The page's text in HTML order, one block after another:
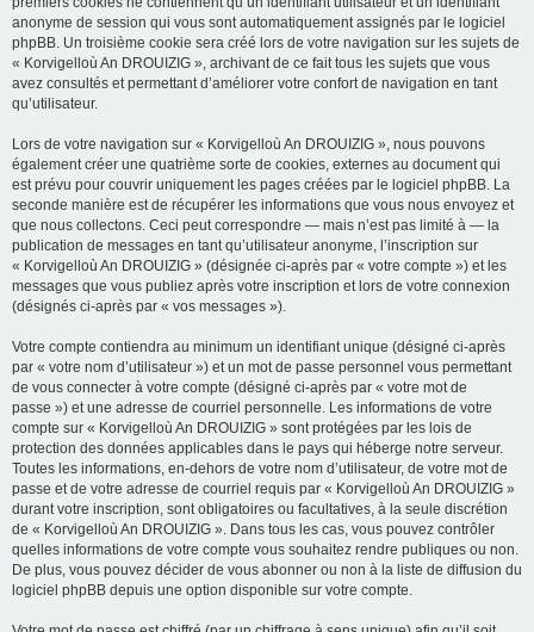
anonyme de session qui vous sont automatiquement assignés par le logiciel
phpBB. Un troisième cookie sera créé lors de votre navigation sur les sujets de
« Korvigelloù An DROUIZIG », archivant de ce fait tous les sujets que vous
avez consultés et permettant d’améliorer votre confort de navigation en tant
qu’utilisateur.
Lors de votre navigation sur « Korvigelloù An DROUIZIG », nous pouvons
également créer une quatrième sorte de cookies, externes au document qui
est prévu pour couvrir uniquement les pages créées par le logiciel phpBB. La
seconde manière est de récupérer les informations que vous nous envoyez et
que nous collectons. Ceci peut correspondre — mais n’est pas limité à — la
publication de messages en tant qu’utilisateur anonyme, l’inscription sur
« Korvigelloù An DROUIZIG » (désignée ci-après par « votre compte ») et les
messages que vous publiez après votre inscription et lors de votre connexion
(désignés ci-après par « vos messages »).
Votre compte contiendra au minimum un identifiant unique (désigné ci-après
par « votre nom d’utilisateur ») et un mot de passe personnel vous permettant
de vous connecter à votre compte (désigné ci-après par « votre mot de
passe ») et une adresse de courriel personnelle. Les informations de votre
compte sur « Korvigelloù An DROUIZIG » sont protégées par les lois de
protection des données applicables dans le pays qui héberge notre serveur.
Toutes les informations, en-dehors de votre nom d’utilisateur, de votre mot de
passe et de votre adresse de courriel requis par « Korvigelloù An DROUIZIG »
durant votre inscription, sont obligatoires ou facultatives, à la seule discrétion
de « Korvigelloù An DROUIZIG ». Dans tous les cas, vous pouvez contrôler
quelles informations de votre compte vous souhaitez rendre publiques ou non.
De plus, vous pouvez décider de vous abonner ou non à la liste de diffusion du
logiciel phpBB depuis une option disponible sur votre compte.